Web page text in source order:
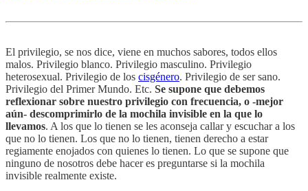
El privilegio, se nos dice, viene en muchos sabores, todos ellos
malos. Privilegio blanco. Privilegio masculino. Privilegio
heterosexual. Privilegio de los cisgénero. Privilegio de ser sano.
Privilegio del Primer Mundo. Etc. Se supone que debemos
reflexionar sobre nuestro privilegio con frecuencia, o -mejor
aún- descomprimirlo de la mochila invisible en la que lo
llevamos. A los que lo tienen se les aconseja callar y escuchar a los
que no lo tienen. Los que no lo tienen, tienen derecho a estar
regiamente enojados con quienes lo tienen. Lo que se supone que
ninguno de nosotros debe hacer es preguntarse si la mochila
invisible realmente existe.